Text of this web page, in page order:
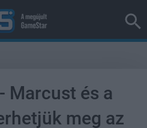
Marcust és a
meg az